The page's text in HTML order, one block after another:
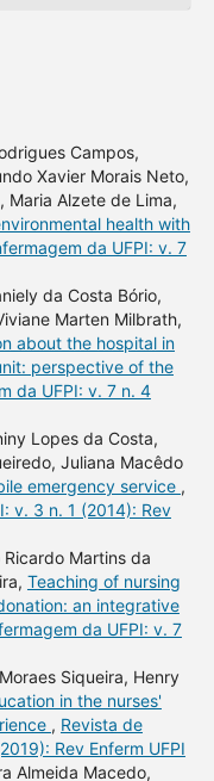
Campos,
Xavier Morais Neto,
Maria Alzete de Lima,
health with
da UFPI: v. 7
da Costa Bório,
Marten Milbrath,
about the hospital in
perspective of the
da UFPI: v. 7 n. 4
Lopes da Costa,
Juliana Macêdo
emergency service ,
v. 3 n. 1 (2014): Rev
Ricardo Martins da
Teaching of nursing
an integrative
da UFPI: v. 7
Siqueira, Henry
in the nurses'
, Revista de
Rev Enferm UFPI
Almeida Macedo,